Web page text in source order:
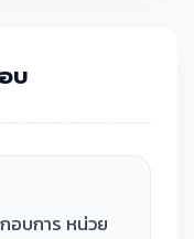
บ
อบการ หน่วย